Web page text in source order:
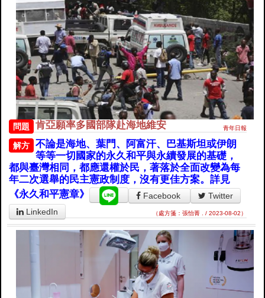
問題 肯亞願率多國部隊赴海地維安 青年日報
解方
不論是海地、葉門、阿富汗、巴基斯坦或伊朗
等等一切國家的永久和平與永續發展的基礎，
都與臺灣相同，都應還權於民，著落於全面改變為每
年二次選舉的民主憲政制度，沒有更佳方案。詳見
《永久和平憲章》
Facebook
Twitter
LinkedIn
（處方箋：張怡菁 . / 2023-08-02）